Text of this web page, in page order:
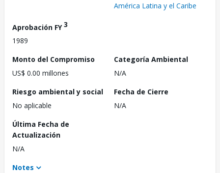
América Latina y el Caribe
Aprobación FY3
1989
Monto del Compromiso
US$ 0.00 millones
Categoría Ambiental
N/A
Riesgo ambiental y social
No aplicable
Fecha de Cierre
N/A
Última Fecha de
Actualización
N/A
Notes